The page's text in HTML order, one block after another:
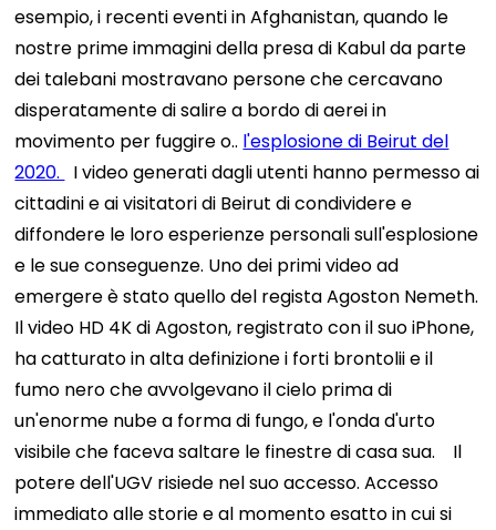
esempio, i recenti eventi in Afghanistan, quando le
nostre prime immagini della presa di Kabul da parte
dei talebani mostravano persone che cercavano
disperatamente di salire a bordo di aerei in
movimento per fuggire o.. l'esplosione di Beirut del
2020.
I video generati dagli utenti hanno permesso ai
cittadini e ai visitatori di Beirut di condividere e
diffondere le loro esperienze personali sull'esplosione
e le sue conseguenze. Uno dei primi video ad
emergere è stato quello del regista Agoston Nemeth.
Il video HD 4K di Agoston, registrato con il suo iPhone,
ha catturato in alta definizione i forti brontolii e il
fumo nero che avvolgevano il cielo prima di
un'enorme nube a forma di fungo, e l'onda d'urto
visibile che faceva saltare le finestre di casa sua.
Il
potere dell'UGV risiede nel suo accesso. Accesso
immediato alle storie e al momento esatto in cui si